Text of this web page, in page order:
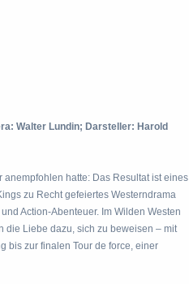
Walter Lundin; Darsteller: Harold
hatte: Das Resultat ist eines
zu Recht gefeiertes Westerndrama
Action-Abenteuer. Im Wilden Westen
die Liebe dazu, sich zu beweisen – mit
bis zur finalen Tour de force, einer